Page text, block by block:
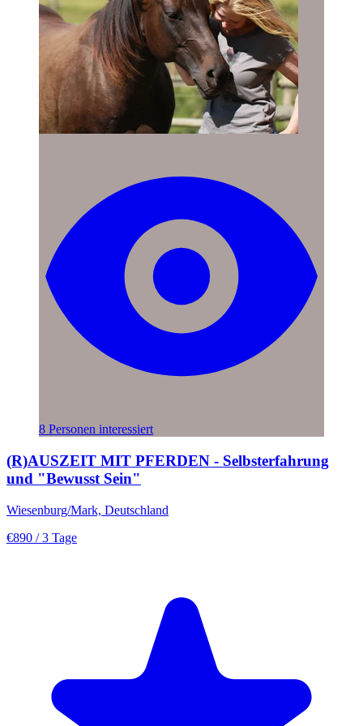
8 Personen interessiert
(R)AUSZEIT MIT PFERDEN - Selbsterfahrung
und "Bewusst Sein"
Wiesenburg/Mark, Deutschland
€890 / 3 Tage